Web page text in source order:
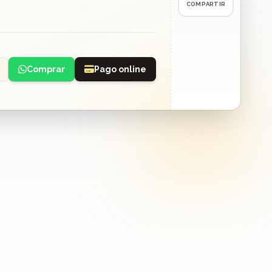
Comprar Pago online
COMPARTIR